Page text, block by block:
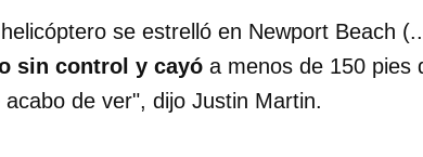
se estrelló en Newport Beach
sin control y cayó a menos de 150 pies
de ver", dijo Justin Martin.